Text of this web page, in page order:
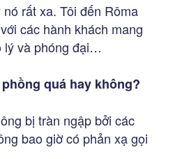
rất xa. Tôi đến Rôma
các hành khách mang
lý và phóng đại…
quá hay không?
bị tràn ngập bởi các
bao giờ có phản xạ gọi